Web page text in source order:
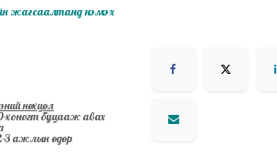
жагсаалтанд нэмэх
нөхцөл
хоногт буцааж авах
3 ажлын өдөр